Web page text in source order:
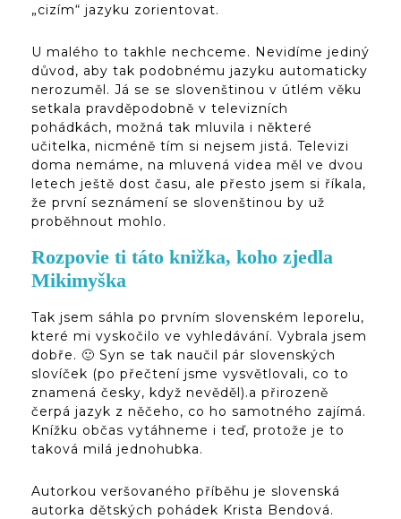
„cizím“ jazyku zorientovat.
U malého to takhle nechceme. Nevidíme jediný
důvod, aby tak podobnému jazyku automaticky
nerozuměl. Já se se slovenštinou v útlém věku
setkala pravděpodobně v televizních
pohádkách, možná tak mluvila i některé
učitelka, nicméně tím si nejsem jistá. Televizi
doma nemáme, na mluvená videa měl ve dvou
letech ještě dost času, ale přesto jsem si říkala,
že první seznámení se slovenštinou by už
proběhnout mohlo.
Rozpovie ti táto knižka, koho zjedla
Mikimyška
Tak jsem sáhla po prvním slovenském leporelu,
které mi vyskočilo ve vyhledávání. Vybrala jsem
dobře. 🙂 Syn se tak naučil pár slovenských
slovíček (po přečtení jsme vysvětlovali, co to
znamená česky, když nevěděl).a přirozeně
čerpá jazyk z něčeho, co ho samotného zajímá.
Knížku občas vytáhneme i teď, protože je to
taková milá jednohubka.
Autorkou veršovaného příběhu je slovenská
autorka dětských pohádek Krista Bendová.